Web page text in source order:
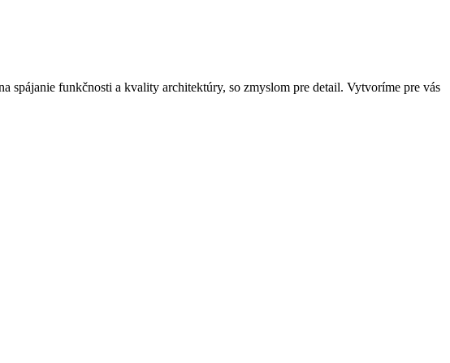
spájanie funkčnosti a kvality architektúry, so zmyslom pre detail. Vytvoríme pre vás